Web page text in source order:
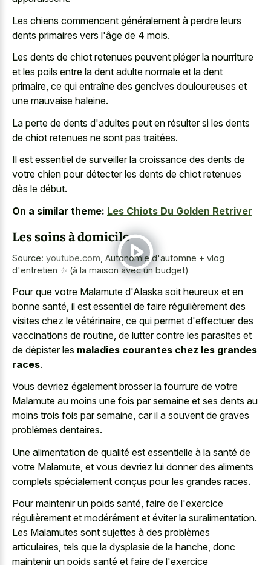
Les chiens commencent généralement à perdre leurs
dents primaires vers l'âge de 4 mois.
Les dents de chiot retenues peuvent piéger la nourriture
et les poils entre la dent adulte normale et la dent
primaire, ce qui entraîne des gencives douloureuses et
une mauvaise haleine.
La perte de dents d'adultes peut en résulter si les dents
de chiot retenues ne sont pas traitées.
Il est essentiel de surveiller la croissance des dents de
votre chien pour détecter les dents de chiot retenues
dès le début.
On a similar theme: Les Chiots Du Golden Retriver
Les soins à domicile
Source: youtube.com Autonomie d'automne + vlog
d'entretien ✨ (à la maison avec un budget)
Pour que votre Malamute d'Alaska soit heureux et en
bonne santé, il est essentiel de faire régulièrement des
visites chez le vétérinaire, ce qui permet d'effectuer des
vaccinations de routine, de lutter contre les parasites et
de dépister les maladies courantes chez les grandes
races.
Vous devriez également brosser la fourrure de votre
Malamute au moins une fois par semaine et ses dents au
moins trois fois par semaine, car il a souvent de graves
problèmes dentaires.
Une alimentation de qualité est essentielle à la santé de
votre Malamute, et vous devriez lui donner des aliments
complets spécialement conçus pour les grandes races.
Pour maintenir un poids santé, faire de l'exercice
régulièrement et modérément et éviter la suralimentation.
Les Malamutes sont sujettes à des problèmes
articulaires, tels que la dysplasie de la hanche, donc
maintenir un poids santé et faire de l'exercice